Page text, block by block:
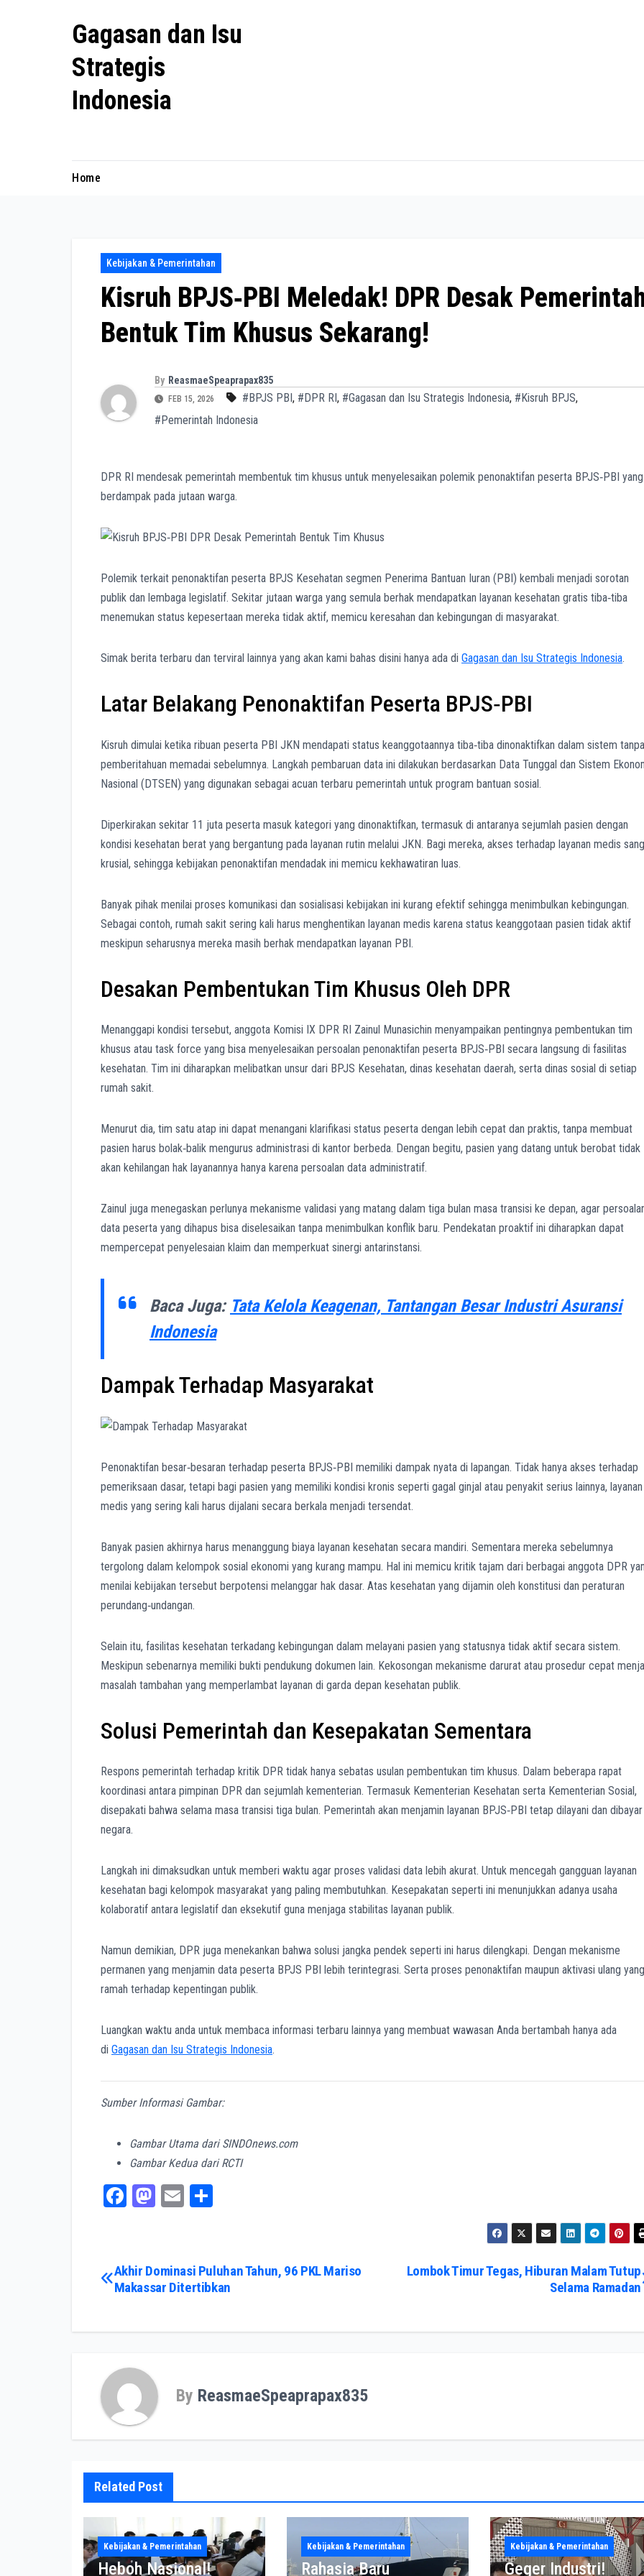
Gagasan dan Isu
Strategis
Indonesia
Home
Kebijakan & Pemerintahan
Kisruh BPJS‑PBI Meledak! DPR Desak
Bentuk Tim Khusus Sekarang!
By ReasmaeSpeaprapax835
FEB 15, 2026 #BPJS PBI , #DPR RI , #Gagasan dan Isu Strategis Indonesia, #Kisruh BPJS,
#Pemerintah Indonesia
DPR RI mendesak pemerintah membentuk tim khusus untuk menyelesaikan polemik penonaktifan peserta BPJS‑PBI yang
berdampak pada jutaan warga.
Polemik terkait penonaktifan peserta BPJS Kesehatan segmen Penerima Bantuan Iuran (PBI) kembali menjadi sorotan
publik dan lembaga legislatif. Sekitar jutaan warga yang semula berhak mendapatkan layanan kesehatan gratis tiba‑tiba
menemukan status kepesertaan mereka tidak aktif, memicu keresahan dan kebingungan di masyarakat.
Simak berita terbaru dan terviral lainnya yang akan kami bahas disini hanya ada di Gagasan dan Isu Strategis Indonesia.
Latar Belakang Penonaktifan Peserta BPJS‑PBI
Kisruh dimulai ketika ribuan peserta PBI JKN mendapati status keanggotaannya tiba‑tiba dinonaktifkan dalam sistem tanpa
pemberitahuan memadai sebelumnya. Langkah pembaruan data ini dilakukan berdasarkan Data Tunggal dan Sistem
Nasional (DTSEN) yang digunakan sebagai acuan terbaru pemerintah untuk program bantuan sosial.
Diperkirakan sekitar 11 juta peserta masuk kategori yang dinonaktifkan, termasuk di antaranya sejumlah pasien dengan
kondisi kesehatan berat yang bergantung pada layanan rutin melalui JKN. Bagi mereka, akses terhadap layanan medis
krusial, sehingga kebijakan penonaktifan mendadak ini memicu kekhawatiran luas.
Banyak pihak menilai proses komunikasi dan sosialisasi kebijakan ini kurang efektif sehingga menimbulkan kebingungan.
Sebagai contoh, rumah sakit sering kali harus menghentikan layanan medis karena status keanggotaan pasien tidak aktif
meskipun seharusnya mereka masih berhak mendapatkan layanan PBI.
Desakan Pembentukan Tim Khusus Oleh DPR
Menanggapi kondisi tersebut, anggota Komisi IX DPR RI Zainul Munasichin menyampaikan pentingnya pembentukan tim
khusus atau task force yang bisa menyelesaikan persoalan penonaktifan peserta BPJS‑PBI secara langsung di fasilitas
kesehatan. Tim ini diharapkan melibatkan unsur dari BPJS Kesehatan, dinas kesehatan daerah, serta dinas sosial di setiap
rumah sakit.
Menurut dia, tim satu atap ini dapat menangani klarifikasi status peserta dengan lebih cepat dan praktis, tanpa membuat
pasien harus bolak‑balik mengurus administrasi di kantor berbeda. Dengan begitu, pasien yang datang untuk berobat tidak
akan kehilangan hak layanannya hanya karena persoalan data administratif.
Zainul juga menegaskan perlunya mekanisme validasi yang matang dalam tiga bulan masa transisi ke depan, agar
data peserta yang dihapus bisa diselesaikan tanpa menimbulkan konflik baru. Pendekatan proaktif ini diharapkan dapat
mempercepat penyelesaian klaim dan memperkuat sinergi antarinstansi.
Baca Juga: Tata Kelola Keagenan, Tantangan Besar Industri Asuransi
Indonesia
Dampak Terhadap Masyarakat
Penonaktifan besar‑besaran terhadap peserta BPJS‑PBI memiliki dampak nyata di lapangan. Tidak hanya akses terhadap
pemeriksaan dasar, tetapi bagi pasien yang memiliki kondisi kronis seperti gagal ginjal atau penyakit serius lainnya, layanan
medis yang sering kali harus dijalani secara berkala menjadi tersendat.
Banyak pasien akhirnya harus menanggung biaya layanan kesehatan secara mandiri. Sementara mereka sebelumnya
tergolong dalam kelompok sosial ekonomi yang kurang mampu. Hal ini memicu kritik tajam dari berbagai anggota DPR
menilai kebijakan tersebut berpotensi melanggar hak dasar. Atas kesehatan yang dijamin oleh konstitusi dan peraturan
perundang‑undangan.
Selain itu, fasilitas kesehatan terkadang kebingungan dalam melayani pasien yang statusnya tidak aktif secara sistem.
Meskipun sebenarnya memiliki bukti pendukung dokumen lain. Kekosongan mekanisme darurat atau prosedur cepat
masalah tambahan yang memperlambat layanan di garda depan kesehatan publik.
Solusi Pemerintah dan Kesepakatan Sementara
Respons pemerintah terhadap kritik DPR tidak hanya sebatas usulan pembentukan tim khusus. Dalam beberapa rapat
koordinasi antara pimpinan DPR dan sejumlah kementerian. Termasuk Kementerian Kesehatan serta Kementerian Sosial,
disepakati bahwa selama masa transisi tiga bulan. Pemerintah akan menjamin layanan BPJS‑PBI tetap dilayani dan dibayar
negara.
Langkah ini dimaksudkan untuk memberi waktu agar proses validasi data lebih akurat. Untuk mencegah gangguan layanan
kesehatan bagi kelompok masyarakat yang paling membutuhkan. Kesepakatan seperti ini menunjukkan adanya usaha
kolaboratif antara legislatif dan eksekutif guna menjaga stabilitas layanan publik.
Namun demikian, DPR juga menekankan bahwa solusi jangka pendek seperti ini harus dilengkapi. Dengan mekanisme
permanen yang menjamin data peserta BPJS PBI lebih terintegrasi. Serta proses penonaktifan maupun aktivasi ulang yang
ramah terhadap kepentingan publik.
Luangkan waktu anda untuk membaca informasi terbaru lainnya yang membuat wawasan Anda bertambah hanya ada
di Gagasan dan Isu Strategis Indonesia.
Sumber Informasi Gambar:
Gambar Utama dari SINDOnews.com
Gambar Kedua dari RCTI
Fa
ok
M
do
n
E
Post
Lombok Timur Tegas, Hiburan Malam Tutup
Selama Ramadan
Akhir Dominasi Puluhan Tahun, 96 PKL Mariso
Makassar Ditertibkan
By ReasmaeSpeaprapax835
Related Post
Kebijakan & Pemerintahan
Heboh Nasional!
Kebijakan & Pemerintahan
Rahasia Baru
Kebijakan & Pemerintahan
Geger Industri!